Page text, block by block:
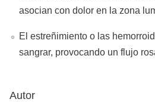
asocian con dolor en la zona
El estreñimiento o las
sangrar, provocando un flujo
Autor